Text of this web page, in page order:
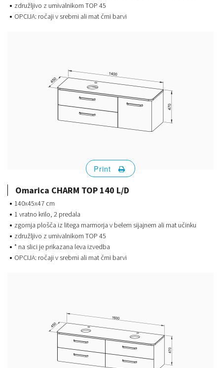
združljivo z umivalnikom TOP 45
OPCIJA: ročaji v srebrni ali mat črni barvi
Omarica CHARM TOP 140 L/D
140x45x47 cm
1 vratno krilo, 2 predala
zgornja plošča iz litega marmorja v belem sijajnem ali mat učinku
združljivo z umivalnikom TOP 45
* na slici je prikazana leva izvedba
OPCIJA: ročaji v srebrni ali mat črni barvi
Print